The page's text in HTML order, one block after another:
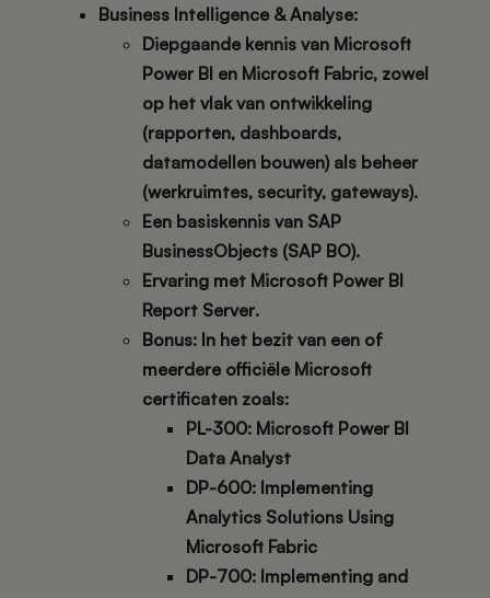
Business Intelligence & Analyse:
Diepgaande kennis van Microsoft
Power BI en Microsoft Fabric, zowel
op het vlak van ontwikkeling
(rapporten, dashboards,
datamodellen bouwen) als beheer
(werkruimtes, security, gateways).
Een basiskennis van SAP
BusinessObjects (SAP BO).
Ervaring met Microsoft Power BI
Report Server.
Bonus: In het bezit van een of
meerdere officiële Microsoft
certificaten zoals:
PL-300: Microsoft Power BI
Data Analyst
DP-600: Implementing
Analytics Solutions Using
Microsoft Fabric
DP-700: Implementing and